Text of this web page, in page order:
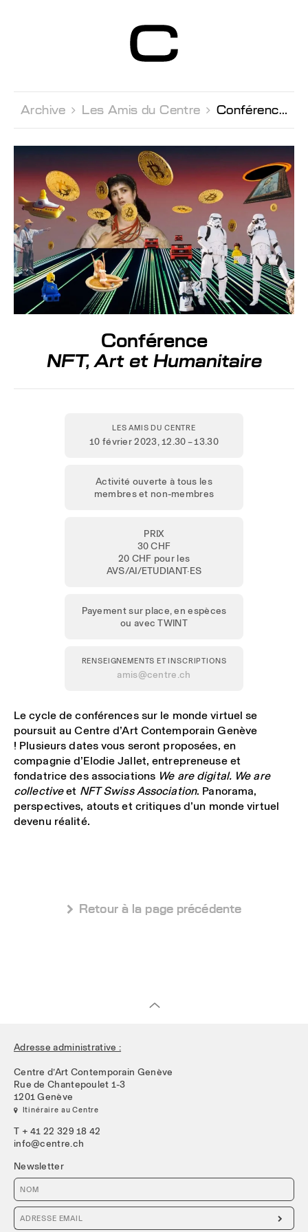
Contemporain
Genève
Archive  Les Amis du Centre  Conférence
Conférence
NFT, Art et Humanitaire
LES AMIS DU CENTRE
10 février 2023, 12.30 – 13.30
Activité ouverte à tous les
membres et non-membres
PRIX
30 CHF
20 CHF pour les
AVS/AI/ETUDIANT·ES
Payement sur place, en espèces
ou avec TWINT
RENSEIGNEMENTS ET INSCRIPTIONS
amis@centre.ch
Le cycle de conférences sur le monde virtuel se
poursuit au Centre d’Art Contemporain Genève
! Plusieurs dates vous seront proposées, en
compagnie d’Elodie Jallet, entrepreneuse et
fondatrice des associations We are digital. We are
collectiveet NFT Swiss Association. Panorama,
perspectives, atouts et critiques d’un monde virtuel
devenu réalité.
 Retour à la page précédente
Adresse administrative :
Centre d’Art Contemporain Genève
Rue de Chantepoulet 1-3
1201 Genève
 Itinéraire au Centre
T + 41 22 329 18 42
info@centre.ch
Newsletter
